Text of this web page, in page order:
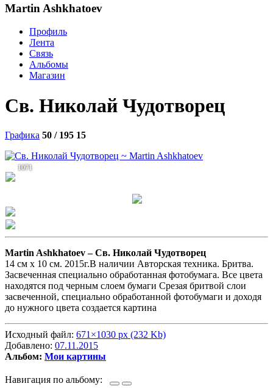
Martin Ashkhatoev
Профиль
Лента
Связь
Альбомы
Магазин
Св. Николай Чудотворец
Графика 50 / 195 15
1071
Martin Ashkhatoev –Св. Николай Чудотворец
14 см х 10 см. 2015г.В наличии Авторская техника. Бритва.
Засвеченная специально обработанная фотобумага. Все цвета
находятся под черным слоем бумаги Срезая бритвой слои
засвеченной, специально обработанной фотобумаги и доходя
до нужного цвета создается картина
Исходный файл: 671×1030 px (232 Kb)
Добавлено: 07.11.2015
Альбом: Мои картины
Навигация по альбому: